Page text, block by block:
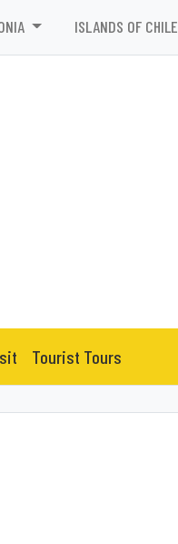
ISLANDS OF CHILE
Tourist Tours